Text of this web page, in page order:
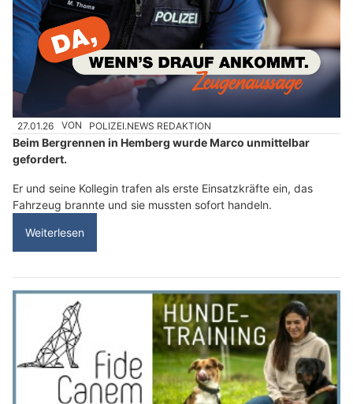
27.01.26 VON POLIZEI.NEWS REDAKTION
Beim Bergrennen in Hemberg wurde Marco unmittelbar
gefordert.
Er und seine Kollegin trafen als erste Einsatzkräfte ein, das
Fahrzeug brannte und sie mussten sofort handeln.
Weiterlesen